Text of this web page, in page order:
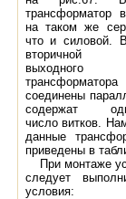
трансформатор
на таком же
что и силовой.
вторичной
выходного
трансформатора
соединены
содержат
число витков.
данные
приведены в
При монтаже
следует